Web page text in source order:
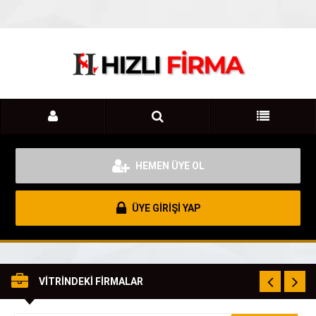
HEMEN ÜYE OL
ÜYE GİRİŞİ YAP
VİTRİNDEKİ FİRMALAR